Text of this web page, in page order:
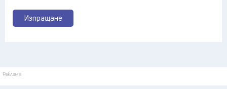
Изпращане
Реклама